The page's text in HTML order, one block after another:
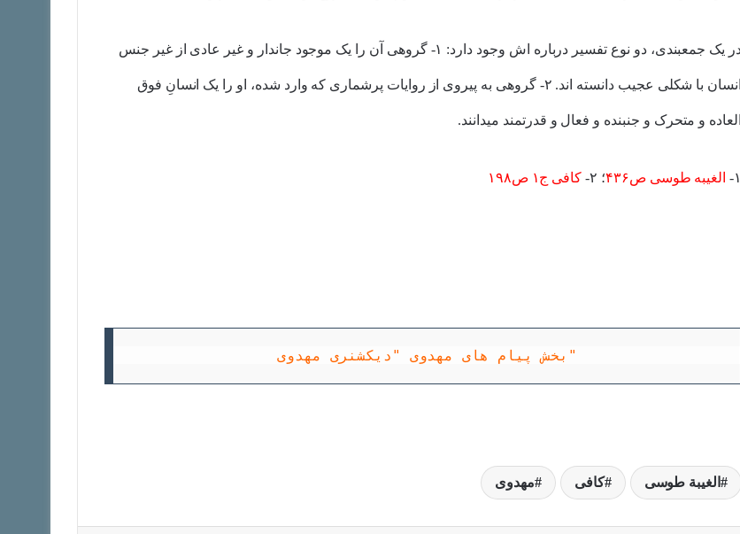
در یک جمعبندی، دو نوع تفسیر درباره اش وجود دارد: ۱- گروهی آن را یک موجود جاندار و غیر عادی از غیر جنس
انسان با شکلی عجیب دانسته اند. ۲- گروهی به پیروی از روایات پرشماری که وارد شده، او را یک انسانِ فوق
العاده و متحرک و جنبنده و فعال و قدرتمند میدانند.
۱- الغیبه طوسی ص۴۳۶ ؛ ۲- کافی ج۱ ص۱۹۸
بخش پیام های مهدوی "دیکشنری مهدوی"
الغیبة طوسی کافی مهدوی